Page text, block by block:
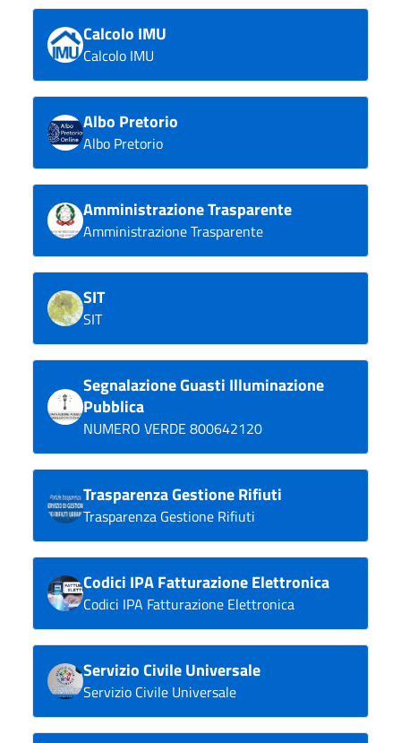
Calcolo IMU
Calcolo IMU
Albo Pretorio
Albo Pretorio
Amministrazione Trasparente
Amministrazione Trasparente
SIT
SIT
Segnalazione Guasti Illuminazione
Pubblica
NUMERO VERDE 800642120
Trasparenza Gestione Rifiuti
Trasparenza Gestione Rifiuti
Codici IPA Fatturazione Elettronica
Codici IPA Fatturazione Elettronica
Servizio Civile Universale
Servizio Civile Universale